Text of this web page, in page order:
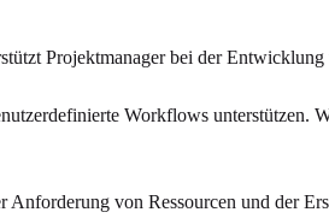
Projektmanager bei der Entwicklung
Workflows unterstützen.
von Ressourcen und der